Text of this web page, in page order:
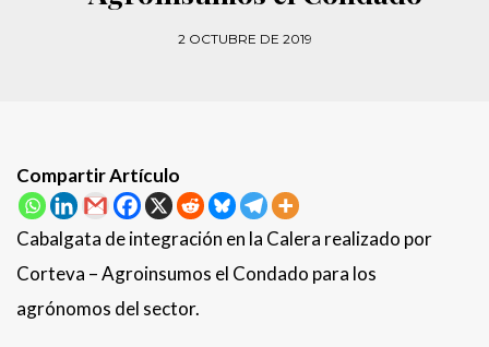
2 OCTUBRE DE 2019
Compartir Artículo
Cabalgata de integración en la Calera realizado por
Corteva – Agroinsumos el Condado para los
agrónomos del sector.